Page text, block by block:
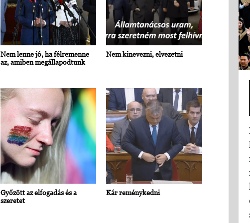
Nem lenne jó, ha félremenne
az, amiben megállapodtunk
Nem kinevezni, elvezetni
Győzött az elfogadás és a
szeretet
Kár reménykedni